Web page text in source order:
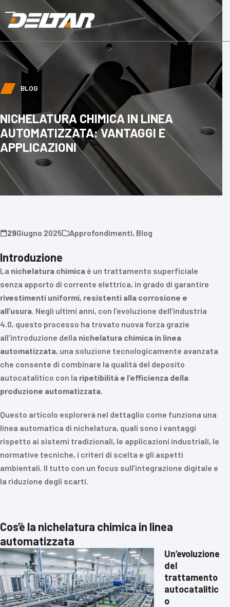
content
Open
mobile
menu
Close
mobile
menu
BLOG
NICHELATURA CHIMICA IN LINEA
AUTOMATIZZATA: VANTAGGI E
APPLICAZIONI
29Giugno 2025 Approfondimenti, Blog
Introduzione
La nichelatura chimica è un trattamento superficiale
senza apporto di corrente elettrica, in grado di garantire
rivestimenti uniformi, resistenti alla corrosione e
all’usura. Negli ultimi anni, con l’evoluzione dell’industria
4.0, questo processo ha trovato nuova forza grazie
all’introduzione della nichelatura chimica in linea
automatizzata, una soluzione tecnologicamente avanzata
che consente di combinare la qualità del deposito
autocatalitico con la ripetibilità e l’efficienza della
produzione automatizzata.
Questo articolo esplorerà nel dettaglio come funziona una
linea automatica di nichelatura, quali sono i vantaggi
rispetto ai sistemi tradizionali, le applicazioni industriali, le
normative tecniche, i criteri di scelta e gli aspetti
ambientali. Il tutto con un focus sull’integrazione digitale e
la riduzione degli scarti.
Cos’è la nichelatura chimica in linea
automatizzata
Un’evoluzione
del
trattamento
autocatalitic
o